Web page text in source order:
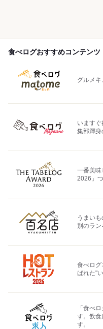
食べログおすすめコンテンツ
グルメ
います
集部渾身
一番美味
2026」
うまい
別のラン
食べログ
ばれた"
「食べ
す。飲食
す。